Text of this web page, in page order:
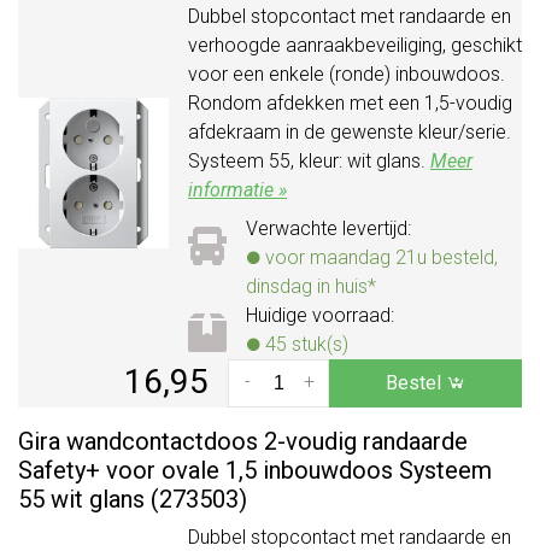
Dubbel stopcontact met randaarde en
verhoogde aanraakbeveiliging, geschikt
voor een enkele (ronde) inbouwdoos.
Rondom afdekken met een 1,5-voudig
afdekraam in de gewenste kleur/serie.
Systeem 55, kleur: wit glans. Meer
informatie »
Verwachte levertijd:
voor maandag 21u besteld,
dinsdag in huis*
Huidige voorraad:
45 stuk(s)
16,95 +
- Bestel
Gira wandcontactdoos 2-voudig randaarde
Safety+ voor ovale 1,5 inbouwdoos Systeem
55 wit glans (273503)
Dubbel stopcontact met randaarde en